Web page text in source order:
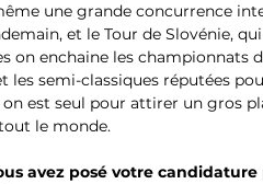
une grande concurrence
et le Tour de Slovénie,
on enchaine les championnats
les semi-classiques réputées
est seul pour attirer un gros
le monde.
avez posé votre